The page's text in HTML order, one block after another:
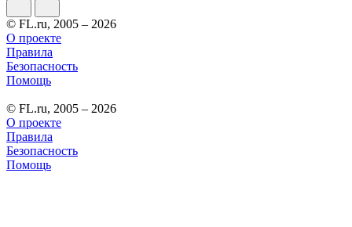
© FL.ru, 2005 – 2026
О проекте
Правила
Безопасность
Помощь
© FL.ru, 2005 – 2026
О проекте
Правила
Безопасность
Помощь